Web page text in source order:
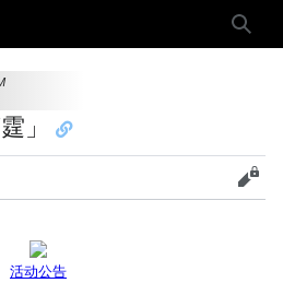
搜索
」
查看
活动公告